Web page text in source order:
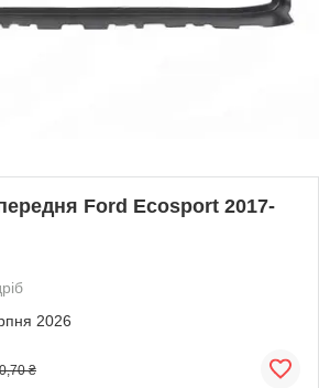
Ford Ecosport 2017-
2026
₴